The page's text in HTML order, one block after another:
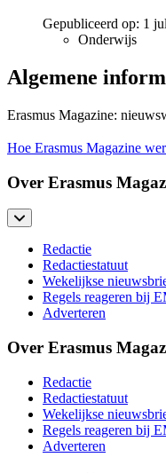
Gepubliceerd op: 1
Onderwijs
Algemene
Erasmus Magazine:
Hoe Erasmus Magazine
Over Erasmus
Redactie
Redactiestatuut
Wekelijkse
Regels reageren bij
Adverteren
Over Erasmus
Redactie
Redactiestatuut
Wekelijkse
Regels reageren bij
Adverteren